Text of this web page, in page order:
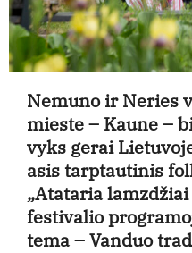
Nemuno ir Neries
mieste – Kaune –
vyks gerai
asis tarptautinis
„Atataria
festivalio
tema – Vanduo